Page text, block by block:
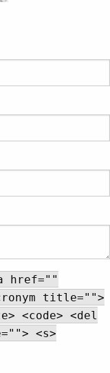
href=""
title="">
<code> <del
<s>